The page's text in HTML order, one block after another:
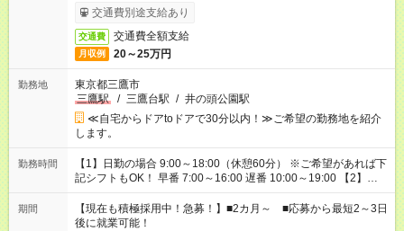
交通費別途支給あり
交通費 交通費全額支給
月収例 20～25万円
勤務地
東京都三鷹市
三鷹駅
/ 三鷹台駅 / 井の頭公園駅
≪自宅からドアtoドアで30分以内！≫ご希望の勤務地を紹介
します。
勤務時間
【1】日勤の場合 9:00～18:00（休憩60分） ※ご希望があれば下
記シフトもOK！ 早番 7:00～16:00 遅番 10:00～19:00 【2】夜
勤の場合 16:30～翌9:30 16:30～翌10:30など ※Wワーク希望の
方へ 今ご覧のお仕事で希望する勤務時間と、もう1つのお仕事の
勤務時間。 合計で週40時間を超える場合は応募できません。
期間
【現在も積極採用中！急募！】■2カ月～ ■応募から最短2～3日
後に就業可能！